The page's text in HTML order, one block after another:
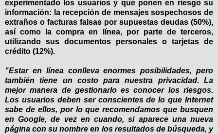
experimentado los usuarios y que ponen en riesgo su
información: la recepción de mensajes sospechosos de
extraños o facturas falsas por supuestas deudas (50%),
así como la compra en línea, por parte de terceros,
utilizando sus documentos personales o tarjetas de
crédito (12%).
"Estar en línea conlleva enormes posibilidades, pero
también tiene un costo para nuestra privacidad. La
mejor manera de gestionarlo es conocer los riesgos.
Los usuarios deben ser conscientes de lo que Internet
sabe de ellos, por lo que recomendamos que busquen
en Google, de vez en cuando, si aparece una nueva
página con su nombre en los resultados de búsqueda, y